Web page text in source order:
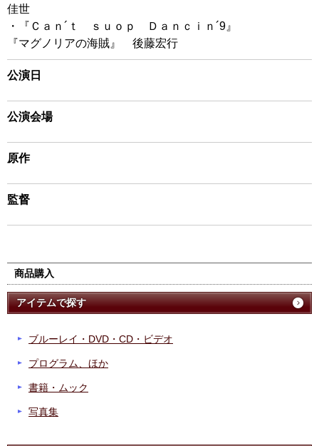
佳世
・『Ｃａｎ´ｔ ｓｕｏｐ Ｄａｎｃｉｎ´9』
『マグノリアの海賊』 後藤宏行
公演日
公演会場
原作
監督
商品購入
アイテムで探す
ブルーレイ・DVD・CD・ビデオ
プログラム、ほか
書籍・ムック
写真集